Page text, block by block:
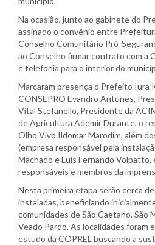
Na ocasião, junto ao gabinete do
assinado o convênio entre
Conselho Comunitário Pró-
ao Conselho firmar contrato com a
e telefonia para o interior do
Marcaram presença o Prefeito Iura
CONSEPRO Evandro Antunes,
Vital Stefanello, Presidente da
de Agricultura Ademir Durante, o
Olho Vivo Ildomar Marodim, além
(empresa responsável pela
Machado e Luís Fernando
responsáveis e membros da
Nesta primeira etapa serão cerca
instaladas, beneficiando
comunidades de São Caetano, São
Veado Pardo. As localidades foram
estudo da COPREL buscando a